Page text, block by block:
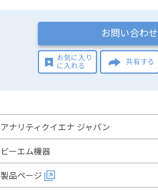
お問い合わせ
お気に入り
に入れる
共有する
アナリティクイエナ ジャパン
ビーエム機器
製品ページ